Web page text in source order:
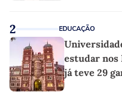
2 EDUCAÇÃO
estudar nos
já teve 29